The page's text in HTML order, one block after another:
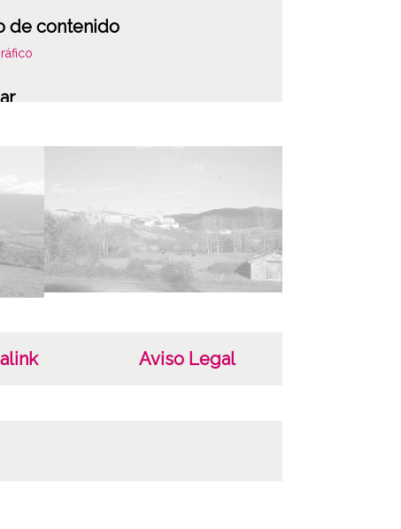
de contenido
/ Arceniega / Arciniega
de las imágenes
NC-SA 4.0
Aviso Legal